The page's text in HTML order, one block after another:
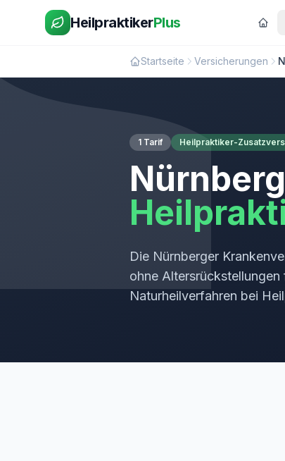
HeilpraktikerPlus
Startseite Versicherungen
1 Tarif Heilpraktiker-
Die Nürnberger
ohne
Naturheilverfahren bei